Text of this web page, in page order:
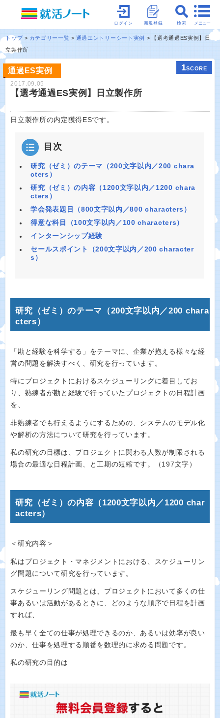
メニュー
検索
新規登録
ログイン
トップ カテゴリー一覧 通過エントリーシート実例
【選考通過ES実例】日
立製作所
通過ES実例 1SCORE
2017.09.05
【選考通過ES実例】日立製作所
日立製作所の内定獲得ESです。
目次
研究（ゼミ）のテーマ（200文字以内／200 chara
cters）
研究（ゼミ）の内容（1200文字以内／1200 chara
cters）
学会発表題目（800文字以内／800 characters）
得意な科目（100文字以内／100 characters）
インターンシップ経験
セールスポイント（200文字以内／200 character
s）
研究（ゼミ）のテーマ（200文字以内／200 chara
cters）
「勘と経験を科学する」をテーマに、企業が抱える様々な経
営の問題を解決すべく、研究を行っています。
特にプロジェクトにおけるスケジューリングに着目してお
り、熟練者が勘と経験で行っていたプロジェクトの日程計画
を、
非熟練者でも行えるようにするための、システムのモデル化
や解析の方法について研究を行っています。
私の研究の目標は、プロジェクトに関わる人数が制限される
場合の最適な日程計画、と工期の短縮です。（197文字）
研究（ゼミ）の内容（1200文字以内／1200 char
acters）
＜研究内容＞
私はプロジェクト・マネジメントにおける、スケジューリン
グ問題について研究を行っています。
スケジューリング問題とは、プロジェクトにおいて多くの仕
事あるいは活動があるときに、どのような順序で日程を計画
すれば、
最も早く全ての仕事が処理できるのか、あるいは効率が良い
のか、仕事を処理する順番を数理的に求める問題です。
私の研究の目的は